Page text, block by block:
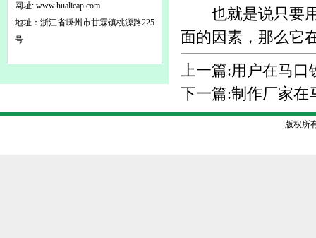
网址: www.hualicap.com
地址：浙江省嵊州市甘霖镇桃源路225
号
也就是说只要用
面的因素，那么它
上一篇:用户在马口
下一篇:制作厂家在
版权所